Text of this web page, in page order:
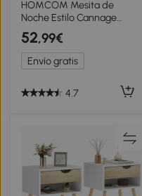
HOMCOM Mesita de
Noche Estilo Cannage
Mesilla de Noche con 2
Cajones y Patas de Madera
para Salón Dormitorio
40x40x56cm Natural
52,99€
Envío gratis
4.7